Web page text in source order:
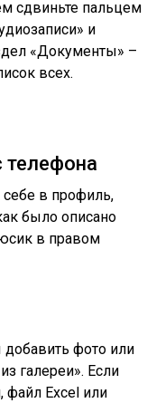
сдвиньте пальцем
и
«Документы» –
всех.
телефона
себе в профиль,
было описано
в правом
фото или
галереи». Если
файл Excel или